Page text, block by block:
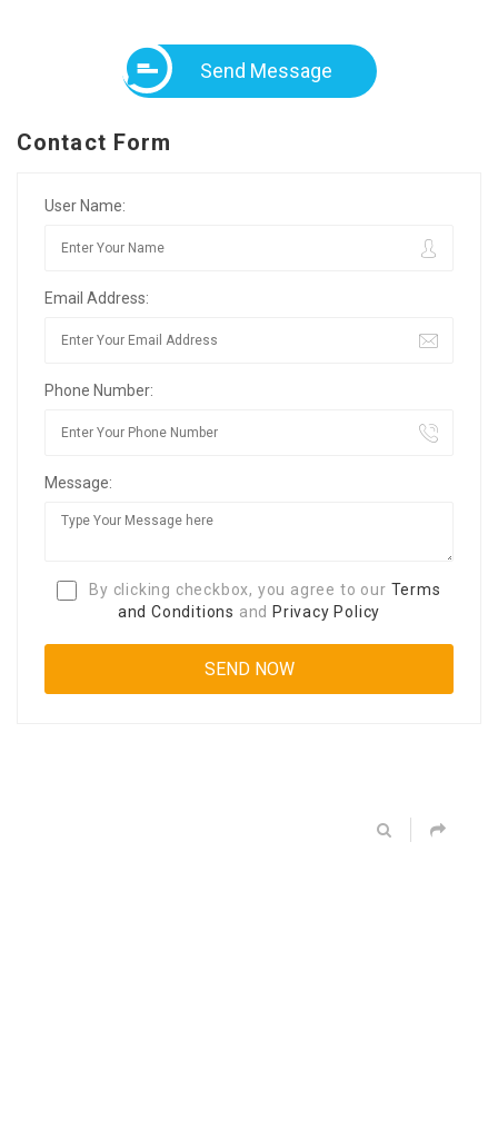
Send Message
Contact Form
User Name:
Email Address:
Phone Number:
Message:
By clicking checkbox, you agree to our Terms
and Conditions and Privacy Policy